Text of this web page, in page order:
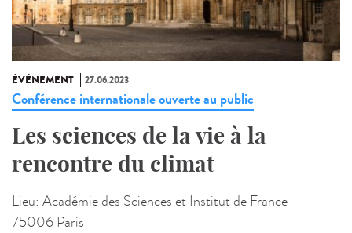
ÉVÉNEMENT 27.06.2023
Conférence internationale ouverte au public
Les sciences de la vie à la
rencontre du climat
Lieu: Académie des Sciences et Institut de France -
75006 Paris